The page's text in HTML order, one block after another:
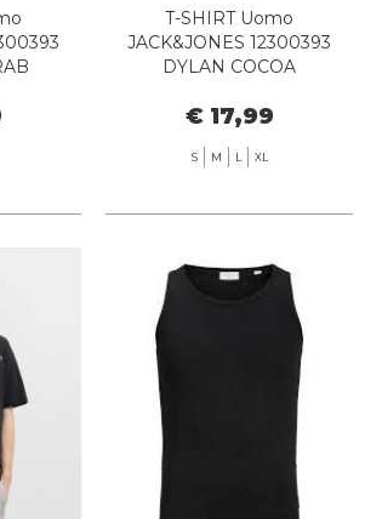
T-SHIRT Uomo
JACK&JONES 12300393
DYLAN COCOA
€ 17,99
S M L XL